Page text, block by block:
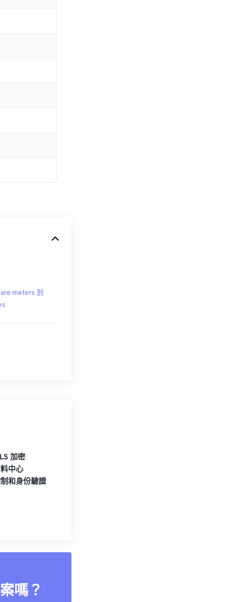
meters 到
加密
中心
和身份驗證
嗎？